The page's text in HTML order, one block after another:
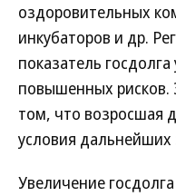
оздоровительных
инкубаторов и др.
показатель
повышенных рисков.
том, что возросшая
условия дальнейших
Увеличение